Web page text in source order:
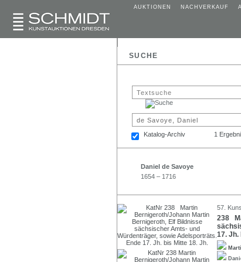
AUKTIONEN NACHVERKAUF
SUCHE
Katalog-Archiv 1
Daniel de Savoye
1654 – 1716
57.
238
17. Jh.